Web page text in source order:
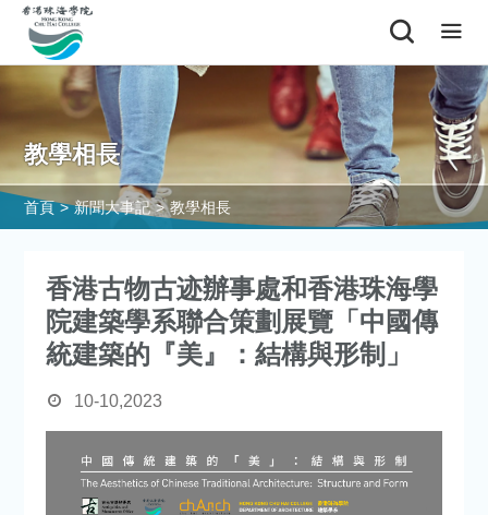
教學相長
首頁 > 新聞大事記 > 教學相長
香港古物古迹辦事處和香港珠海學
院建築學系聯合策劃展覽「中國傳
統建築的『美』：結構與形制」
10-10,2023